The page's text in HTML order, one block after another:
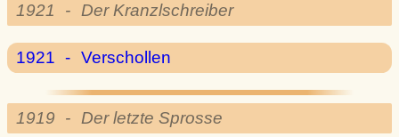
1921 - Der Kranzlschreiber
1921 - Verschollen
1919 - Der letzte Sprosse